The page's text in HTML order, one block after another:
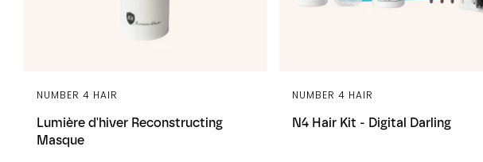
Lumière d'hiver Reconstructing
Masque
NUMBER 4 HAIR
N4 Hair Kit - Digital Darling
NUMBER 4 HAIR